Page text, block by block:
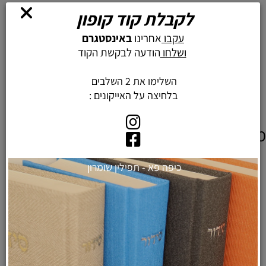
מוצרים דומים
לקבלת קוד קופון
עקבו אחרינו באינסטגרם
ושלחוהודעה לבקשת הקוד
השלימו את 2 השלבים
בלחיצה על האייקונים :
כיפה פא - תפילין שומרון